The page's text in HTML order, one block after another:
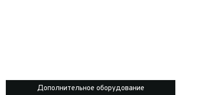
Дополнительное оборудование